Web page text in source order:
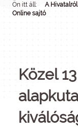
Ön itt áll: A Hivatalról
Online sajtó
Közel